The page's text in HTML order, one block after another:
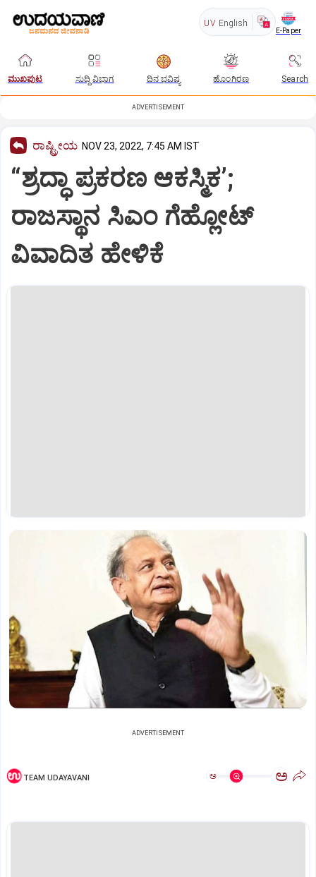
UV English
E-Paper
ಮುಖಪುಟ ಸುದ್ದಿ ವಿಭಾಗ ದಿನ ಭವಿಷ್ಯ ಹೊಂಗಿರಣ Search
ADVERTISEMENT
ರಾಷ್ಟ್ರೀಯ NOV 23, 2022, 7:45 AM IST
“ಶ್ರದ್ಧಾ ಪ್ರಕರಣ ಆಕಸ್ಮಿಕ’;
ರಾಜಸ್ಥಾನ ಸಿಎಂ ಗೆಹ್ಲೋಟ್
ವಿವಾದಿತ ಹೇಳಿಕೆ
ADVERTISEMENT
TEAM UDAYAVANI ಅ ಅ